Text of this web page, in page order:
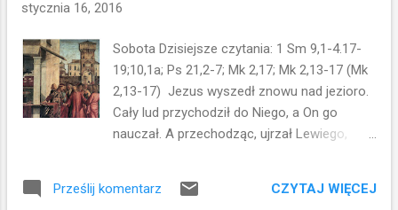
oczyszczeń, z których każda mogła
Jezus: Napełnijcie stągwie wodą! I napełnili
je aż po brzegi. Potem do nich powiedział:
Zaczerpnijcie teraz i zanieście staroście
weselnemu! Oni zaś zanieśli. A gdy starosta
weselny skosztował wody, która stała się
pochodzi, ale słudzy, którzy czerpali wodę,
stycznia 16, 2016
Sobota Dzisiejsze czytania: 1 Sm 9,1-4.17-
19;10,1a; Ps 21,2-7; Mk 2,17; Mk 2,13-17 (Mk
2,13-17) Jezus wyszedł znowu nad jezioro.
Cały lud przychodził do Niego, a On go
nauczał. A przechodząc, ujrzał Lewiego,
wstał i poszedł za Nim. Gdy Jezus siedział w
Prześlij komentarz CZYTAJ WIĘCEJ